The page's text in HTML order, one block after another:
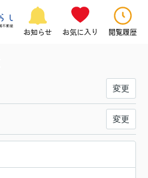
お知らせ お気に入り 閲覧履歴
変更
変更